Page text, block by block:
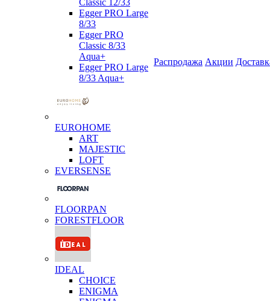
Classic 12/33
Egger PRO Large
8/33
Egger PRO
Classic 8/33
Aqua+
Egger PRO Large
8/33 Aqua+
EUROHOME
ART
MAJESTIC
LOFT
EVERSENSE
FLOORPAN
FORESTFLOOR
IDEAL
CHOICE
ENIGMA
Распродажа Акции